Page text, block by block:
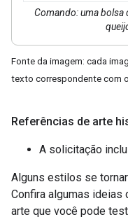
Comando: uma bolsa
Fonte da imagem: cada
texto correspondente com
Referências de arte
A solicitação
Alguns estilos se
Confira algumas
arte que você pode